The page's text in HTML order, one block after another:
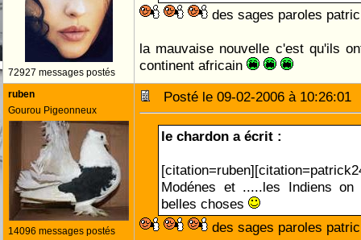
72927 messages postés
des sages paroles
la mauvaise nouvelle c'est qu'ils
continent africain
ruben
Gourou Pigeonneux
14096 messages postés
Posté le 09-02-2006 à
le chardon a écrit :
Modénes et .....les Indiens
belles choses
des sages paroles